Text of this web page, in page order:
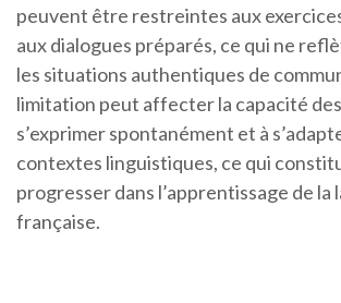
peuvent être restreintes aux
aux dialogues préparés, ce qui ne
les situations authentiques de
limitation peut affecter la capacité
s’exprimer spontanément et à
contextes linguistiques, ce qui
progresser dans l’apprentissage de la
française.